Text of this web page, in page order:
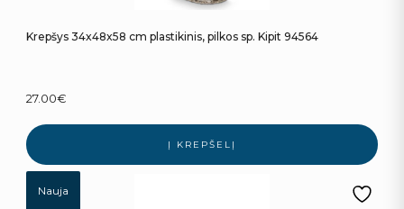
Krepšys 34x48x58 cm plastikinis, pilkos sp. Kipit 94564
27.00€
Į KREPŠELĮ
Nauja